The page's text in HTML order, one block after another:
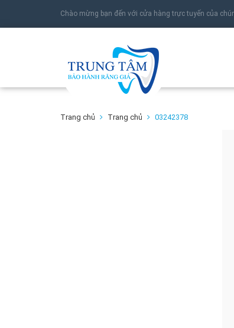
Chào mừng bạn đến với cửa hàng trực tuyến của
Trang chủ Trang chủ 03242378